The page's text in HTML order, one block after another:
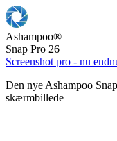
Ashampoo®
Snap Pro 26
Screenshot pro - nu
Den nye Ashampoo
skærmbillede